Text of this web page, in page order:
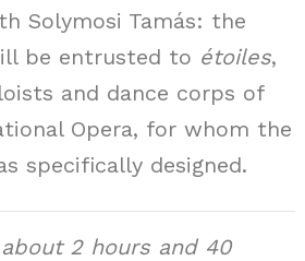
Solymosi Tamás: the
be entrusted to étoiles,
and dance corps of
Opera, for whom the
specifically designed.
2 hours and 40